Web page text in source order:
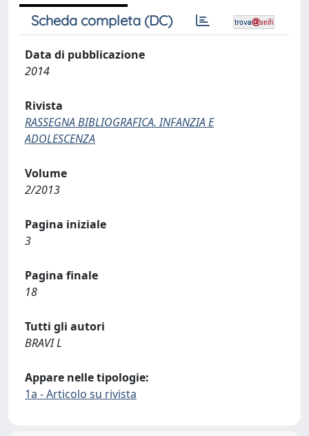
Scheda completa (DC)
Data di pubblicazione
2014
Rivista
RASSEGNA BIBLIOGRAFICA. INFANZIA E
ADOLESCENZA
Volume
2/2013
Pagina iniziale
3
Pagina finale
18
Tutti gli autori
BRAVI L
Appare nelle tipologie:
1a - Articolo su rivista